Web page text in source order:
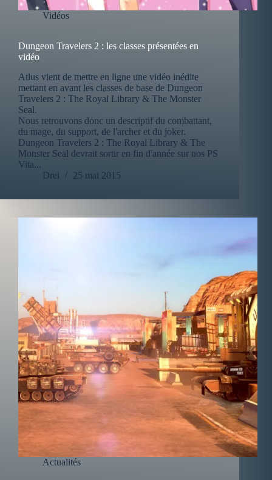
Vidéos
Dungeon Travelers 2 : les classes présentées en
vidéo
Atlus vient de mettre en ligne une vidéo inédite
mettant en avant les classes de base de Dungeon
Travelers 2 : The Royal Library & The Monster
Seal.
Nous retrouvons donc un descriptif du combattant,
du mage, du support, de l'archer et du joker.
Dungeon Travelers 2 : The Royal Library & The
Monster Seal devrait sortir en fin d'année sur nos PS
Vita...
Drei
25 mai 2015
Actualités